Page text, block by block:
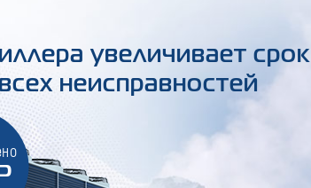
увеличивает срок
неисправностей